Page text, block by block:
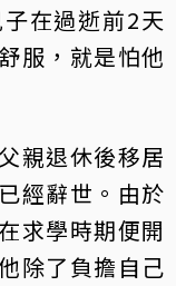
在過逝前2天
服，就是怕他
親退休後移居
經辭世。由於
求學時期便開
除了負擔自己